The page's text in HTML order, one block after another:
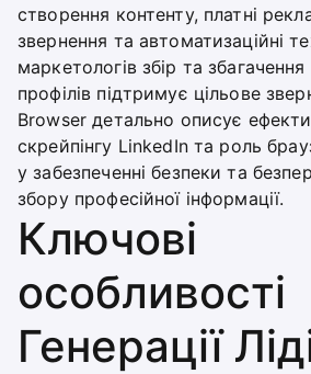
створення контенту, платні
звернення та автоматизаційні
маркетологів збір та
профілів підтримує цільове
Browser детально описує
скрейпінгу LinkedIn та роль
у забезпеченні безпеки та
збору професійної інформації.
Ключові
особливості
Генерації